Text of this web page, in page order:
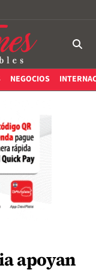
NEGOCIOS
apoyan